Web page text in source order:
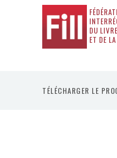
DU LIVRE
ET DE
TÉLÉCHARGER LE